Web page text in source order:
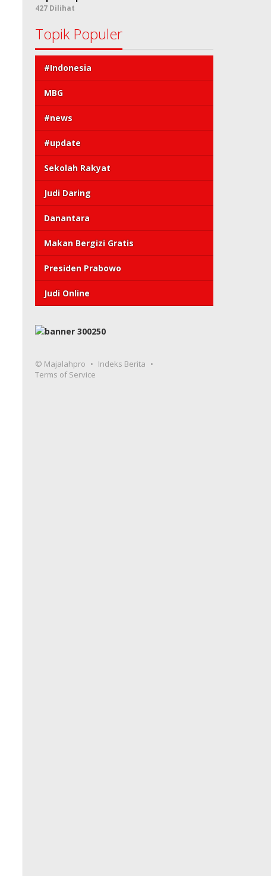
427 Dilihat
Topik Populer
#Indonesia
MBG
#news
#update
Sekolah Rakyat
Judi Daring
Danantara
Makan Bergizi Gratis
Presiden Prabowo
Judi Online
© Majalahpro
Indeks Berita
Terms of Service